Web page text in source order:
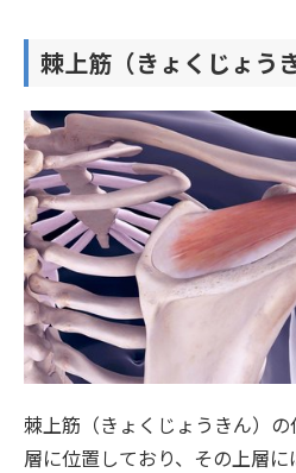
棘上筋（きょくじょう
棘上筋（きょくじょうきん）
層に位置しており、その上層